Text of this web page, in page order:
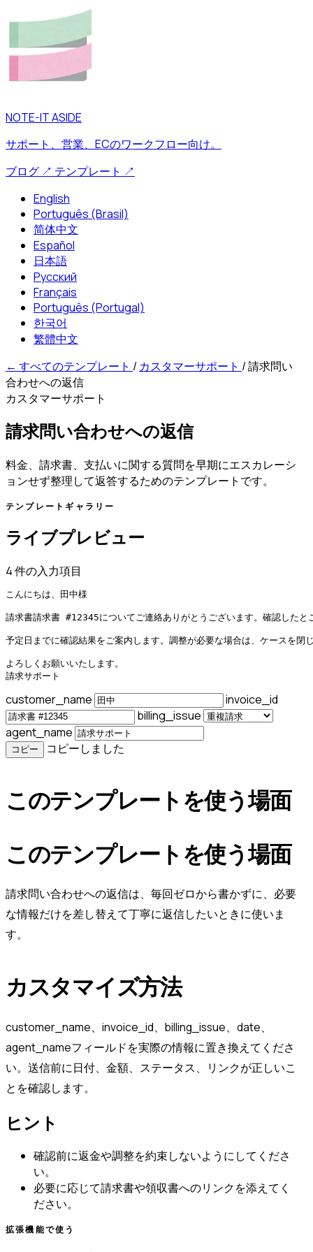
NOTE-IT ASIDE
サポート、営業、ECのワークフロー向け。
ブログ ↗ テンプレート ↗
English
Português (Brasil)
简体中文
Español
日本語
Русский
Français
Português (Portugal)
한국어
繁體中文
← すべてのテンプレート / カスタマーサポート /請求問い
合わせへの返信
カスタマーサポート
請求問い合わせへの返信
料金、請求書、支払いに関する質問を早期にエスカレーシ
ョンせず整理して返答するためのテンプレートです。
テンプレートギャラリー
ライブプレビュー
4 件の入力項目
こんにちは、田中様
請求書請求書 #12345についてご連絡ありがとうございます。確認した
予定日までに確認結果をご案内します。調整が必要な場合は、ケースを閉
よろしくお願いいたします。
請求サポート
customer_name
invoice_id
billing_issue
agent_name
コピー コピーしました
このテンプレートを使う場面
このテンプレートを使う場面
請求問い合わせへの返信は、毎回ゼロから書かずに、必要
な情報だけを差し替えて丁寧に返信したいときに使いま
す。
カスタマイズ方法
customer_name、invoice_id、billing_issue、date、
agent_nameフィールドを実際の情報に置き換えてくださ
い。送信前に日付、金額、ステータス、リンクが正しいこ
とを確認します。
ヒント
確認前に返金や調整を約束しないようにしてくださ
い。
必要に応じて請求書や領収書へのリンクを添えてく
ださい。
拡張機能で使う